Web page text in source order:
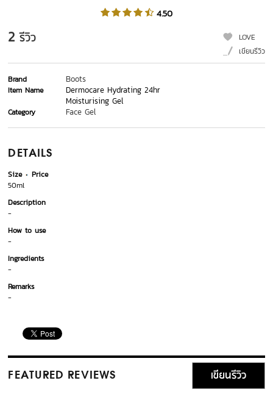
4.50
2 รีวิว
LOVE
เขียนรีวิว
Brand Boots
Item Name
Dermocare Hydrating 24hr
Moisturising Gel
Category Face Gel
DETAILS
Size
Price
50ml
Description
-
How to use
-
Ingredients
-
Remarks
-
FEATURED REVIEWS เขียนรีวิว